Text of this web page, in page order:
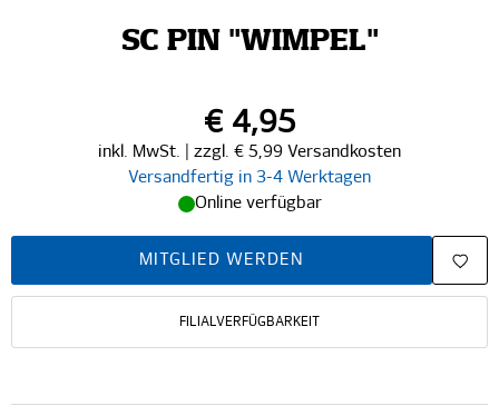
SC PIN "WIMPEL"
€ 4,95
inkl. MwSt. | zzgl. € 5,99 Versandkosten
Versandfertig in 3-4 Werktagen
Online verfügbar
MITGLIED WERDEN
FILIALVERFÜGBARKEIT